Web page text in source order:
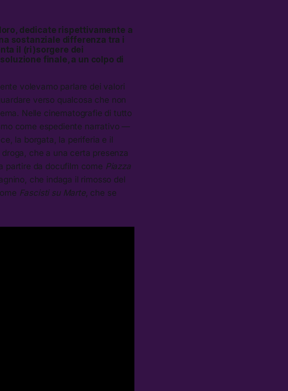
, dedicate rispettivamente a
sostanziale differenza tra i
il (ri)sorgere dei
finale, a un colpo di
volevamo parlare dei valori
verso qualcosa che non
Nelle cinematografie di tutto
come espediente narrativo —
la borgata, la periferia e il
che a una certa presenza
partire da docufilm come Piazza
che indaga il rimosso del
Fascisti su Marte, che se